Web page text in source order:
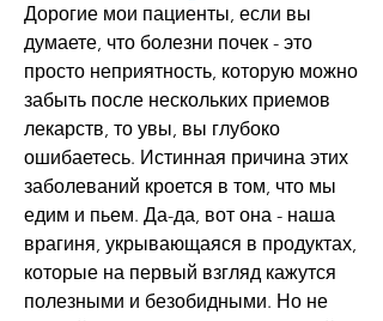
Дорогие мои пациенты, если вы
думаете, что болезни почек - это
просто неприятность, которую можно
забыть после нескольких приемов
лекарств, то увы, вы глубоко
ошибаетесь. Истинная причина этих
заболеваний кроется в том, что мы
едим и пьем. Да-да, вот она - наша
врагиня, укрывающаяся в продуктах,
которые на первый взгляд кажутся
полезными и безобидными. Но не